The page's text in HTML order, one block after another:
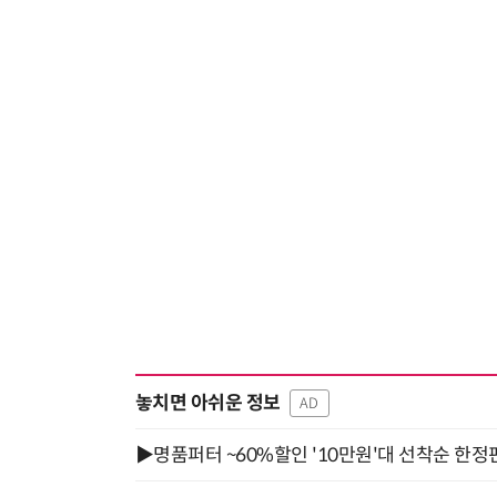
놓치면 아쉬운 정보 AD
▶명품퍼터 ~60%할인 '10만원'대 선착순 한정